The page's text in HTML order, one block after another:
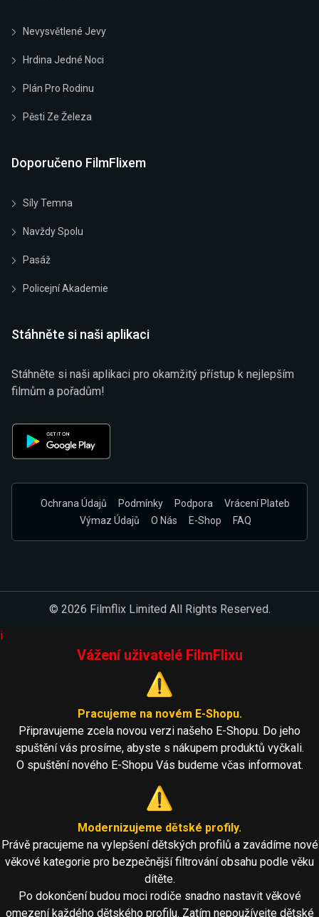
Nevysvětlené Jevy
Hrdina Jedné Noci
Plán Pro Rodinu
Pěsti Ze Železa
Doporučeno FilmFlixem
Síly Temna
Navždy Spolu
Pasáž
Policejní Akademie
Stáhněte si naši aplikaci
Stáhněte si naši aplikaci pro okamžitý přístup k nejlepším
filmům a pořadům!
Ochrana Údajů Podmínky Podpora
Vrácení Plateb
Výmaz Údajů
O Nás E-Shop FAQ
© 2026 Filmflix Limited All Rights Reserved.
i
Vážení uživatelé FilmFlixu
⚠️
Pracujeme na novém E-Shopu.
Připravujeme zcela novou verzi našeho E-Shopu. Do jeho
spuštění vás prosíme, abyste s nákupem produktů vyčkali.
O spuštění nového E-Shopu Vás budeme včas informovat.
⚠️
Modernizujeme dětské profily.
Právě pracujeme na vylepšení dětských profilů a zavádíme nové
věkové kategorie pro bezpečnější filtrování obsahu podle věku
dítěte.
Po dokončení budou moci rodiče snadno nastavit věkové
omezení každého dětského profilu. Zatím nepoužívejte dětské